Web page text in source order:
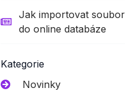
Jak importovat
do online databáze
Kategorie
Novinky